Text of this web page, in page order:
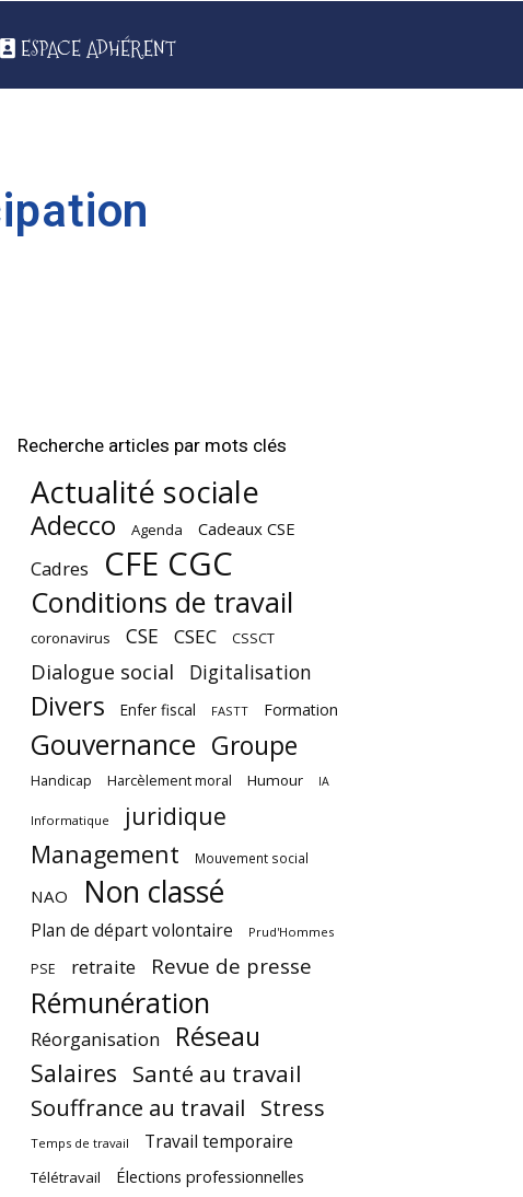
ESPACE ADHÉRENT
Recherche articles par mots clés
Actualité sociale
Adecco Agenda Cadeaux CSE
Cadres CFE CGC
Conditions de travail
coronavirus CSE CSEC CSSCT
Dialogue social Digitalisation
Divers Enfer fiscal FASTT Formation
Gouvernance Groupe
Handicap Harcèlement moral Humour IA
Informatique
juridique
Management
Mouvement social
NAO Non classé
Plan de départ volontaire Prud'Hommes
PSE retraite Revue de presse
Rémunération
Réorganisation Réseau
Salaires Santé au travail
Souffrance au travail Stress
Temps de travail Travail temporaire
Télétravail Élections professionnelles